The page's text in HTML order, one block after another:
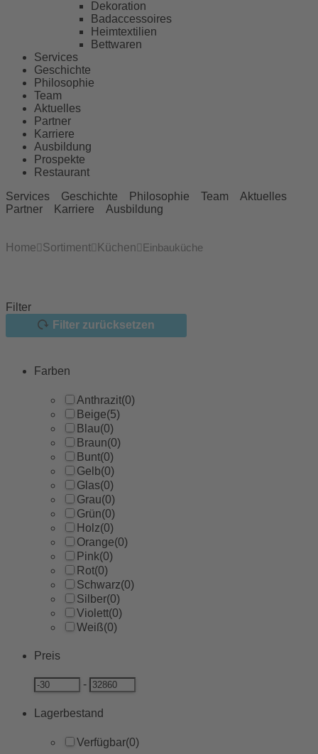
Dekoration
Badaccessoires
Heimtextilien
Bettwaren
Services
Geschichte
Philosophie
Team
Aktuelles
Partner
Karriere
Ausbildung
Prospekte
Restaurant
Services
Geschichte Philosophie Team
Aktuelles
Partner
Karriere Ausbildung
Home Sortiment Küchen Einbauküche
Filter
Filter zurücksetzen
Farben
Anthrazit(0)
Beige(5)
Blau(0)
Braun(0)
Bunt(0)
Gelb(0)
Glas(0)
Grau(0)
Grün(0)
Holz(0)
Orange(0)
Pink(0)
Rot(0)
Schwarz(0)
Silber(0)
Violett(0)
Weiß(0)
Preis
-
Lagerbestand
Verfügbar(0)